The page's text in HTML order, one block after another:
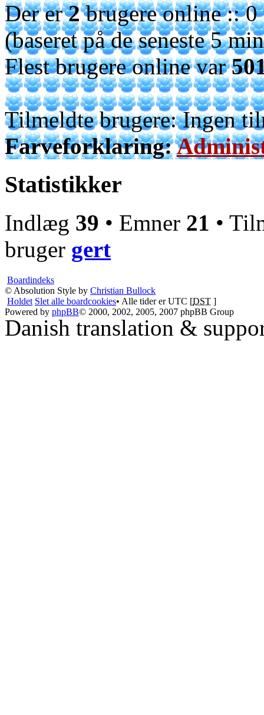
Der er2brugere online ::
(baseret på de seneste 5
Flest brugere online var
Tilmeldte brugere: Ingen
Farveforklaring:
Statistikker
Indlæg 39 • Emner 21 •
bruger gert
Boardindeks
© Absolution Style by Christian Bullock
Holdet Slet alle boardcookies• Alle tider er UTC [DST ]
Powered by phpBB© 2000, 2002, 2005, 2007 phpBB Group
Danish translation &